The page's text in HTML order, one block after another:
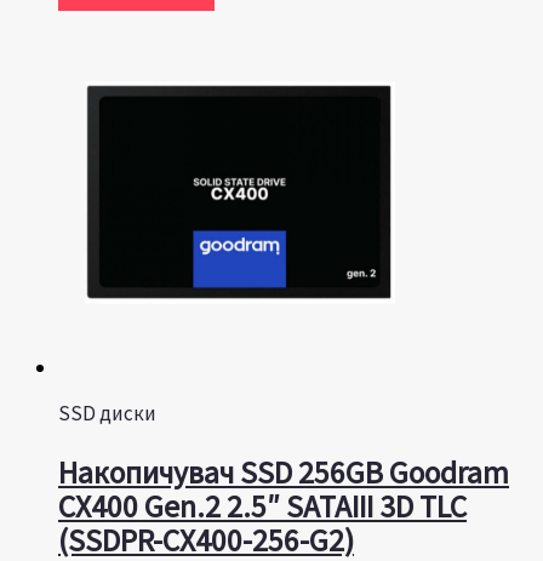
SSD диски
Накопичувач SSD 256GB Goodram
CX400 Gen.2 2.5″ SATAIII 3D TLC
(SSDPR-CX400-256-G2)